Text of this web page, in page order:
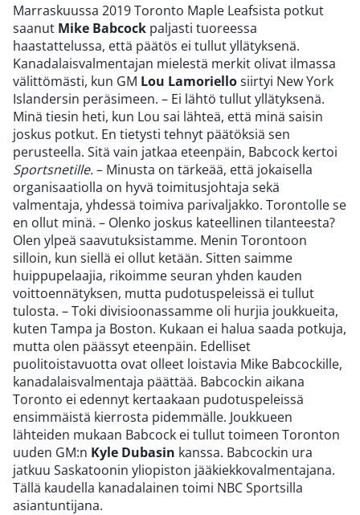
Marraskuussa 2019 Toronto Maple Leafsista potkut
saanut Mike Babcock paljasti tuoreessa
haastattelussa, että päätös ei tullut yllätyksenä.
Kanadalaisvalmentajan mielestä merkit olivat ilmassa
välittömästi, kun GM Lou Lamoriellosiirtyi New York
Islandersin peräsimeen. – Ei lähtö tullut yllätyksenä.
Minä tiesin heti, kun Lou sai lähteä, että minä saisin
joskus potkut. En tietysti tehnyt päätöksiä sen
perusteella. Sitä vain jatkaa eteenpäin, Babcock kertoi
Sportsnetille.– Minusta on tärkeää, että jokaisella
organisaatiolla on hyvä toimitusjohtaja sekä
valmentaja, yhdessä toimiva parivaljakko. Torontolle se
en ollut minä. – Olenko joskus kateellinen tilanteesta?
Olen ylpeä saavutuksistamme. Menin Torontoon
silloin, kun siellä ei ollut ketään. Sitten saimme
huippupelaajia, rikoimme seuran yhden kauden
voittoennätyksen, mutta pudotuspeleissä ei tullut
tulosta. – Toki divisioonassamme oli hurjia joukkueita,
kuten Tampa ja Boston. Kukaan ei halua saada potkuja,
mutta olen päässyt eteenpäin. Edelliset
puolitoistavuotta ovat olleet loistavia Mike Babcockille,
kanadalaisvalmentaja päättää. Babcockin aikana
Toronto ei edennyt kertaakaan pudotuspeleissä
ensimmäistä kierrosta pidemmälle. Joukkueen
lähteiden mukaan Babcock ei tullut toimeen Toronton
uuden GM:n Kyle Dubasin kanssa. Babcockin ura
jatkuu Saskatoonin yliopiston jääkiekkovalmentajana.
Tällä kaudella kanadalainen toimi NBC Sportsilla
asiantuntijana.